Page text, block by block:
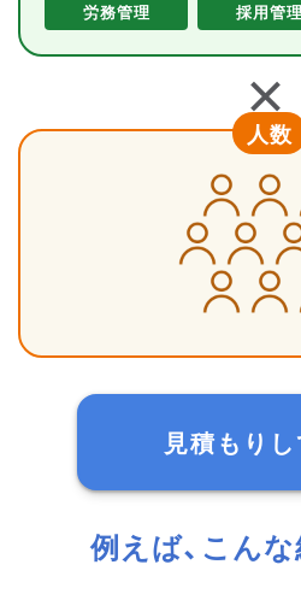
労務管理 採用管理
人数
見積もり
例えば、こん